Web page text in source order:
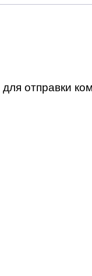
для отправки